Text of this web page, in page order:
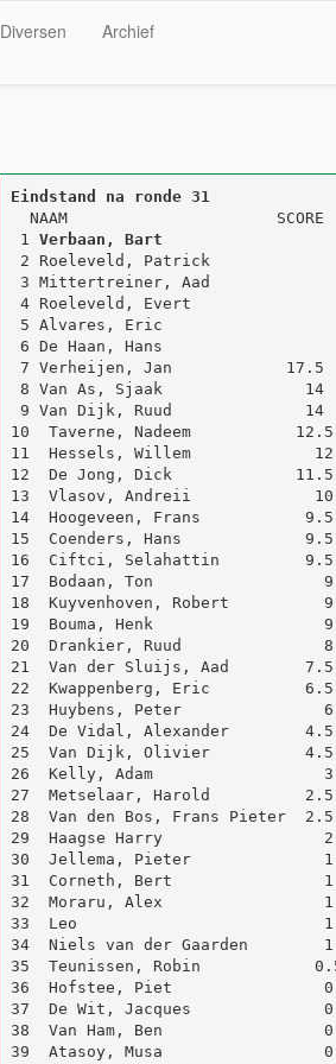
Diversen Archief
Eindstand na ronde 31
NAAM                      SCORE
1 Verbaan, Bart
2 Roeleveld, Patrick
3 Mittertreiner, Aad
4 Roeleveld, Evert
5 Alvares, Eric
6 De Haan, Hans
7 Verheijen, Jan
8 Van As, Sjaak
9 Van Dijk, Ruud
10  Taverne, Nadeem
11  Hessels, Willem
12  De Jong, Dick
13  Vlasov, Andreii
14  Hoogeveen, Frans
15  Coenders, Hans
16  Ciftci, Selahattin
17  Bodaan, Ton
18  Kuyvenhoven, Robert
19  Bouma, Henk
20  Drankier, Ruud
21  Van der Sluijs, Aad
22  Kwappenberg, Eric
23  Huybens, Peter
24  De Vidal, Alexander
25  Van Dijk, Olivier
26  Kelly, Adam
27  Metselaar, Harold
28  Van den Bos, Frans
29  Haagse Harry
30  Jellema, Pieter
31  Corneth, Bert
32  Moraru, Alex
33  Leo                          1
34  Niels van der Gaarden
35  Teunissen, Robin
36  Hofstee, Piet
37  De Wit, Jacques
38  Van Ham, Ben
39  Atasoy, Musa